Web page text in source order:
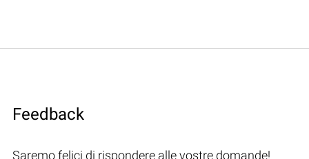
Feedback
Saremo felici di rispondere alle vostre domande!